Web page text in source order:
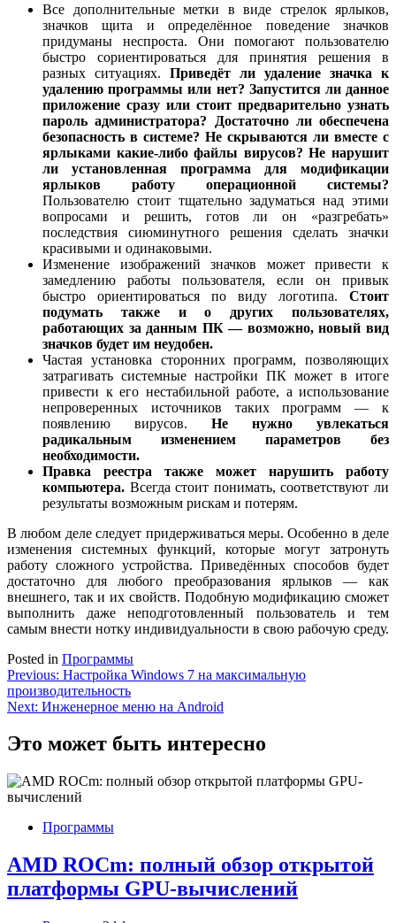
Все дополнительные метки в виде стрелок ярлыков,
значков щита и определённое поведение значков
придуманы неспроста. Они помогают пользователю
быстро сориентироваться для принятия решения в
разных ситуациях. Приведёт ли удаление значка к
удалению программы или нет? Запустится ли данное
приложение сразу или стоит предварительно узнать
пароль администратора? Достаточно ли обеспечена
безопасность в системе? Не скрываются ли вместе с
ярлыками какие-либо файлы вирусов? Не нарушит
ли установленная программа для модификации
ярлыков работу операционной системы?
Пользователю стоит тщательно задуматься над этими
вопросами и решить, готов ли он «разгребать»
последствия сиюминутного решения сделать значки
красивыми и одинаковыми.
Изменение изображений значков может привести к
замедлению работы пользователя, если он привык
быстро ориентироваться по виду логотипа. Стоит
подумать также и о других пользователях,
работающих за данным ПК — возможно, новый вид
значков будет им неудобен.
Частая установка сторонних программ, позволяющих
затрагивать системные настройки ПК может в итоге
привести к его нестабильной работе, а использование
непроверенных источников таких программ — к
появлению вирусов. Не нужно увлекаться
радикальным изменением параметров без
необходимости.
Правка реестра также может нарушить работу
компьютера. Всегда стоит понимать, соответствуют ли
результаты возможным рискам и потерям.
В любом деле следует придерживаться меры. Особенно в деле
изменения системных функций, которые могут затронуть
работу сложного устройства. Приведённых способов будет
достаточно для любого преобразования ярлыков — как
внешнего, так и их свойств. Подобную модификацию сможет
выполнить даже неподготовленный пользователь и тем
самым внести нотку индивидуальности в свою рабочую среду.
Posted in Программы
Навигация
по
Previous: Настройка Windows 7 на максимальную
производительность
Next: Инженерное меню на Android
Это может быть интересно
Программы
AMD ROCm: полный обзор открытой
платформы GPU-вычислений